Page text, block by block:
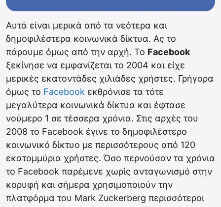
Αυτά είναι μερικά από τα νεότερα και
δημοφιλέστερα κοινωνικά δίκτυα. Ας το
πάρουμε όμως από την αρχή. Το Facebook
ξεκίνησε να εμφανίζεται το 2004 και είχε
μερικές εκατοντάδες χιλιάδες χρήστες. Γρήγορα
όμως το Facebook εκθρόνισε τα τότε
μεγαλύτερα κοινωνικά δίκτυα και έφτασε
νούμερο 1 σε τέσσερα χρόνια. Στις αρχές του
2008 το Facebook έγινε το δημοφιλέστερο
κοινωνικό δίκτυο με περισσότερους από 120
εκατομμύρια χρήστες. Όσο περνούσαν τα χρόνια
το Facebook παρέμενε χωρίς ανταγωνισμό στην
κορυφή και σήμερα χρησιμοποιούν την
πλατφόρμα του Mark Zuckerberg περισσότεροι